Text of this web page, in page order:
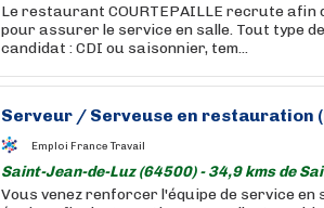
Le restaurant COURTEPAILLE recrute afin
pour assurer le service en salle. Tout type
candidat : CDI ou saisonnier, tem...
Serveur / Serveuse en restauration
Emploi France Travail
Saint-Jean-de-Luz (64500) - 34,9 kms de
Vous venez renforcer l'équipe de service